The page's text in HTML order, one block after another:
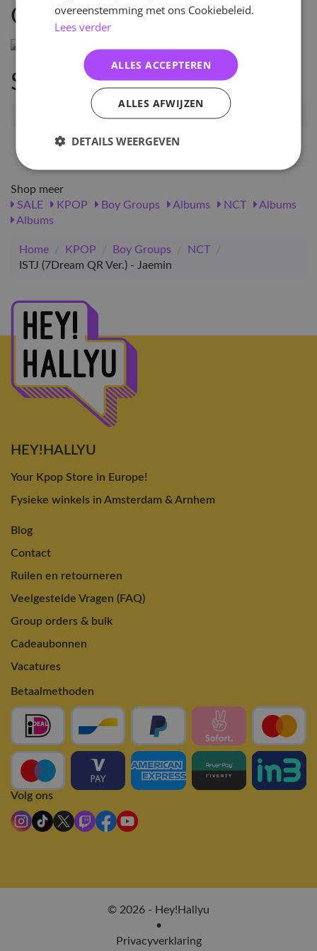
Omschrijving
Specificaties
Artikelnummer
107243
EAN nummer
1000001072432
Shop meer
SALE
KPOP Boy Groups Albums NCT
Albums
Albums
Home / KPOP / Boy Groups / NCT
/
ISTJ (7Dream QR Ver.) - Jaemin
HEY!HALLYU
Your Kpop Store in Europe!
Fysieke winkels in Amsterdam & Arnhem
Blog
Contact
Ruilen en retourneren
Veelgestelde Vragen (FAQ)
Group orders & bulk
Cadeaubonnen
Vacatures
Betaalmethoden
Volg ons
© 2026 - Hey!Hallyu
•
Privacyverklaring
overeenstemming met ons Cookiebeleid.
Lees verder
ALLES ACCEPTEREN
ALLES AFWIJZEN
DETAILS WEERGEVEN